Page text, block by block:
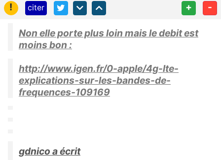
!
citer + -
Non elle porte plus loin mais le debit est
moins bon :
http://www.igen.fr/0-apple/4g-lte-
explications-sur-les-bandes-de-
frequences-109169
gdnico a écrit